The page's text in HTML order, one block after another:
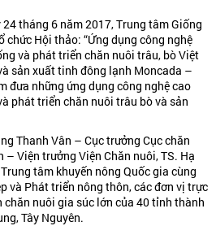
tháng 6 năm 2017, Trung tâm Giống
chức Hội thảo: “Ứng dụng công nghệ
và phát triển chăn nuôi trâu, bò Việt
sản xuất tinh đông lạnh Moncada –
đưa những ứng dụng công nghệ cao
phát triển chăn nuôi trâu bò và sản
Thanh Vân – Cục trưởng Cục chăn
– Viện trưởng Viện Chăn nuôi, TS. Hạ
tâm khuyến nông Quốc gia cùng
và Phát triển nông thôn, các đơn vị trực
nuôi gia súc lớn của 40 tỉnh thành
Tây Nguyên.